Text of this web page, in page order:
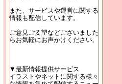
また、サービスや運営に関する
情報も配信しています。
ご意見ご要望などございました
らお気軽にお声かけください。
▼最新情報提供サービス
イラストやネットに関する様々